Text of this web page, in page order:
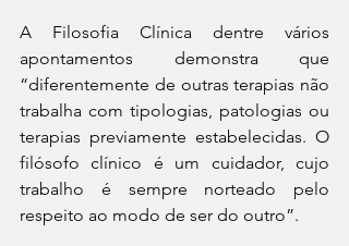
A Filosofia Clínica dentre vários
apontamentos demonstra que
“diferentemente de outras terapias não
trabalha com tipologias, patologias ou
terapias previamente estabelecidas. O
filósofo clínico é um cuidador, cujo
trabalho é sempre norteado pelo
respeito ao modo de ser do outro”.